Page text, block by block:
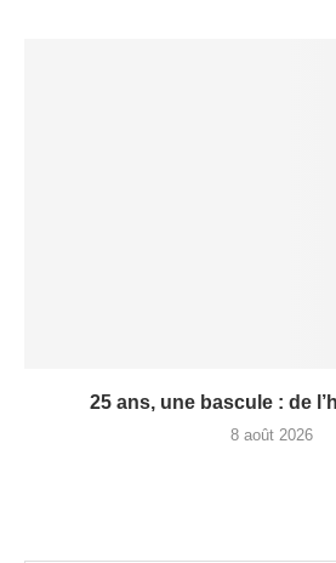
25 ans, une bascule : de
8 août 2026